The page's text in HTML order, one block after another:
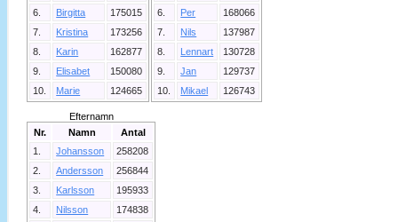
6.
Birgitta
175015
7.
Kristina
173256
8.
Karin
162877
9.
Elisabet
150080
10.
Marie 124665
6.
Per
168066
7.
Nils
137987
8.
Lennart
130728
9.
Jan
129737
10.
Mikael 126743
Efternamn
Nr.
Namn
Antal
1.
Johansson
258208
2.
Andersson
256844
3.
Karlsson
195933
4.
Nilsson
174838